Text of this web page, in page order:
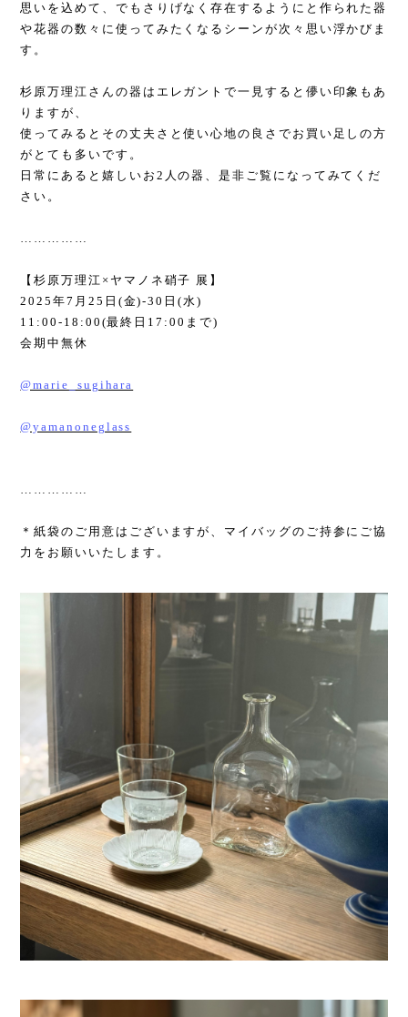
思いを込めて、でもさりげなく存在するようにと作られた器
や花器の数々に使ってみたくなるシーンが次々思い浮かびま
す。
杉原万理江さんの器はエレガントで一見すると儚い印象もあ
りますが、
使ってみるとその丈夫さと使い心地の良さでお買い足しの方
がとても多いです。
日常にあると嬉しいお 2 人の器、是非ご覧になってみてくだ
さい。
……………
【杉原万理江 × ヤマノネ硝子 展】
2025年7 月 25 日 (金)-30 日(水)
11:00-18:00(最終日 17:00 まで)
会期中無休
@marie_sugihara
@yamanoneglass
……………
＊紙袋のご用意はございますが、マイバッグのご持参にご協
力をお願いいたします。